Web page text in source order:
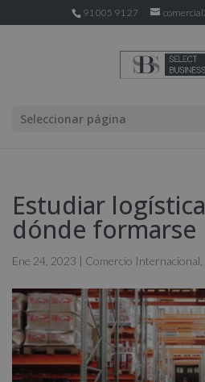
91 005 91 27
Seleccionar página
Estudiar
dónde formarse
Ene 24, 2023 | Comercio Internacional